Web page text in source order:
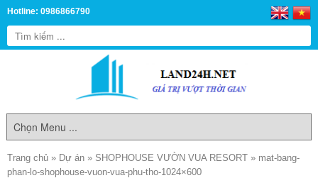
Hotline: 0986866790
Trang chủ » Dự án » SHOPHOUSE VƯỜN VUA RESORT » mat-bang-
phan-lo-shophouse-vuon-vua-phu-tho-1024×600